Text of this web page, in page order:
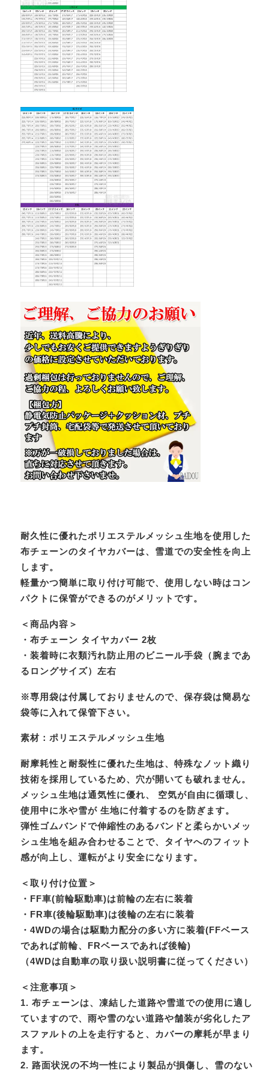
耐久性に優れたポリエステルメッシュ生地を使用した
布チェーンのタイヤカバーは、雪道での安全性を向上
します。
軽量かつ簡単に取り付け可能で、使用しない時はコン
パクトに保管ができるのがメリットです。
＜商品内容＞
・布チェーン タイヤカバー 2枚
・装着時に衣類汚れ防止用のビニール手袋（腕まであ
るロングサイズ）左右
※専用袋は付属しておりませんので、保存袋は簡易な
袋等に入れて保管下さい。
素材：ポリエステルメッシュ生地
耐摩耗性と耐裂性に優れた生地は、特殊なノット織り
技術を採用しているため、穴が開いても破れません。
メッシュ生地は通気性に優れ、 空気が自由に循環し、
使用中に氷や雪が 生地に付着するのを防ぎます。
弾性ゴムバンドで伸縮性のあるバンドと柔らかいメッ
シュ生地を組み合わせることで、タイヤへのフィット
感が向上し、運転がより安全になります。
＜取り付け位置＞
・FF車(前輪駆動車)は前輪の左右に装着
・FR車(後輪駆動車)は後輪の左右に装着
・4WDの場合は駆動力配分の多い方に装着(FFベース
であれば前輪、FRベースであれば後輪)
（4WDは自動車の取り扱い説明書に従ってください）
＜注意事項＞
1. 布チェーンは、凍結した道路や雪道での使用に適し
ていますので、雨や雪のない道路や舗装が劣化したア
スファルトの上を走行すると、カバーの摩耗が早まり
ます。
2. 路面状況の不均一性により製品が損傷し、雪のない